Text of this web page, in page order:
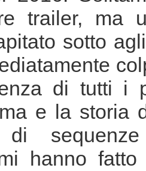
trailer, ma
sotto
di tutti i
e la storia
hanno